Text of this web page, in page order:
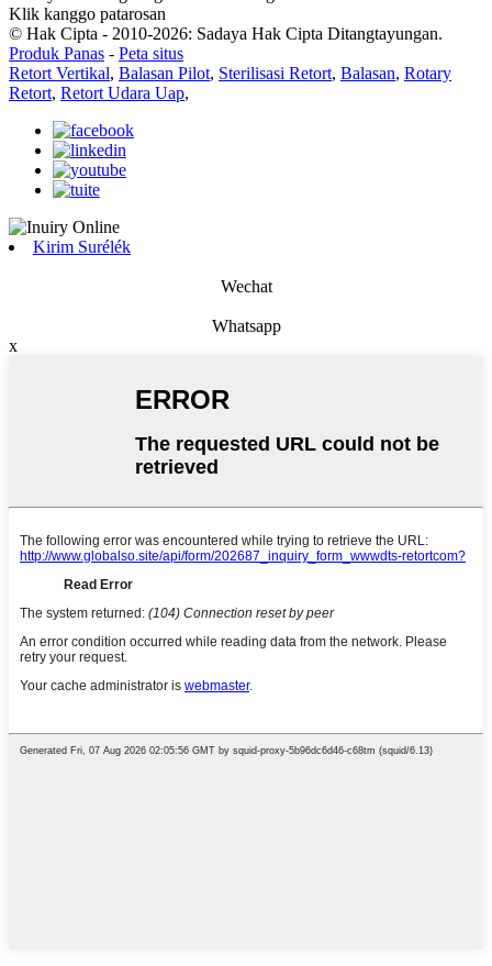
Klik kanggo patarosan
© Hak Cipta - 2010-2026: Sadaya Hak Cipta Ditangtayungan.
Produk Panas - Peta situs
Retort Vertikal, Balasan Pilot, Sterilisasi Retort, Balasan, Rotary
Retort, Retort Udara Uap,
Kirim Surélék
Wechat
Whatsapp
x